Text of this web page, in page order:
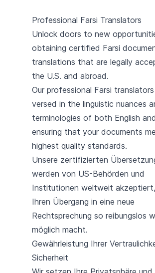
Professional Farsi Translators
Unlock doors to new
obtaining certified Farsi
translations that are legally
the U.S. and abroad.
Our professional Farsi
versed in the linguistic nuances
terminologies of both English
ensuring that your documents
highest quality standards.
Unsere zertifizierten
werden von US-Behörden und
Institutionen weltweit
Ihren Übergang in eine neue
Rechtsprechung so reibungslos
möglich macht.
Gewährleistung Ihrer
Sicherheit